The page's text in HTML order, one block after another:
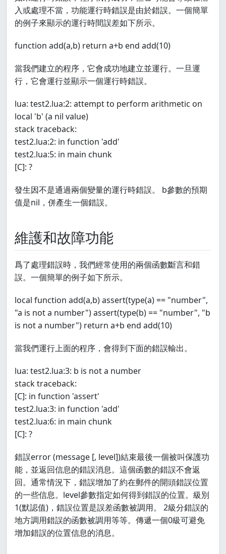
入或處理不當，功能運行時錯誤是由於錯誤。一個簡單
的例子來顯示的運行時間誤差如下所示。
function add(a,b) return a+b end add(10)
當我們建立的程序，它會成功地建立並運行。一旦運
行，它會運行並顯示一個運行時錯誤。
lua: test2.lua:2: attempt to perform arithmetic on
local 'b' (a nil value)
stack traceback:
test2.lua:2: in function 'add'
test2.lua:5: in main chunk
[C]: ?
發生因不是通過兩個變量的運行時錯誤。 b參數的預期
值是nil，併產生一個錯誤。
維護和故障功能
爲了處理錯誤時，我們經常使用的兩個函數斷言和錯
誤。一個簡單的例子如下所示。
local function add(a,b) assert(type(a) == "number",
"a is not a number") assert(type(b) == "number", "b
is not a number") return a+b end add(10)
當我們運行上面的程序，會得到下面的錯誤輸出。
lua: test2.lua:3: b is not a number
stack traceback:
[C]: in function 'assert'
test2.lua:3: in function 'add'
test2.lua:6: in main chunk
[C]: ?
錯誤error (message [, level])結束最後一個被叫保護功
能，並返回信息的錯誤消息。這個函數的錯誤不會返
回。通常情況下，錯誤增加了約在郵件的開頭錯誤位置
的一些信息。level參數指定如何得到錯誤的位置。級別
1(默認值)，錯誤位置是誤差函數被調用。 2級分錯誤的
地方調用錯誤的函數被調用等等。傳遞一個0級可避免
增加錯誤的位置信息的消息。